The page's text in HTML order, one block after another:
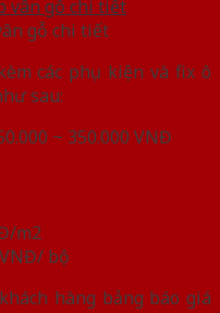
gỗ chi tiết
các phụ kiện và fix ô
sau:
~ 350.000 VNĐ
m2
bộ
hàng bảng báo giá